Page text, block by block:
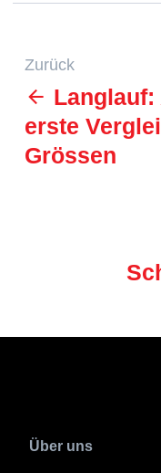
Zurück
Langlauf:
erste
Grössen
Über uns